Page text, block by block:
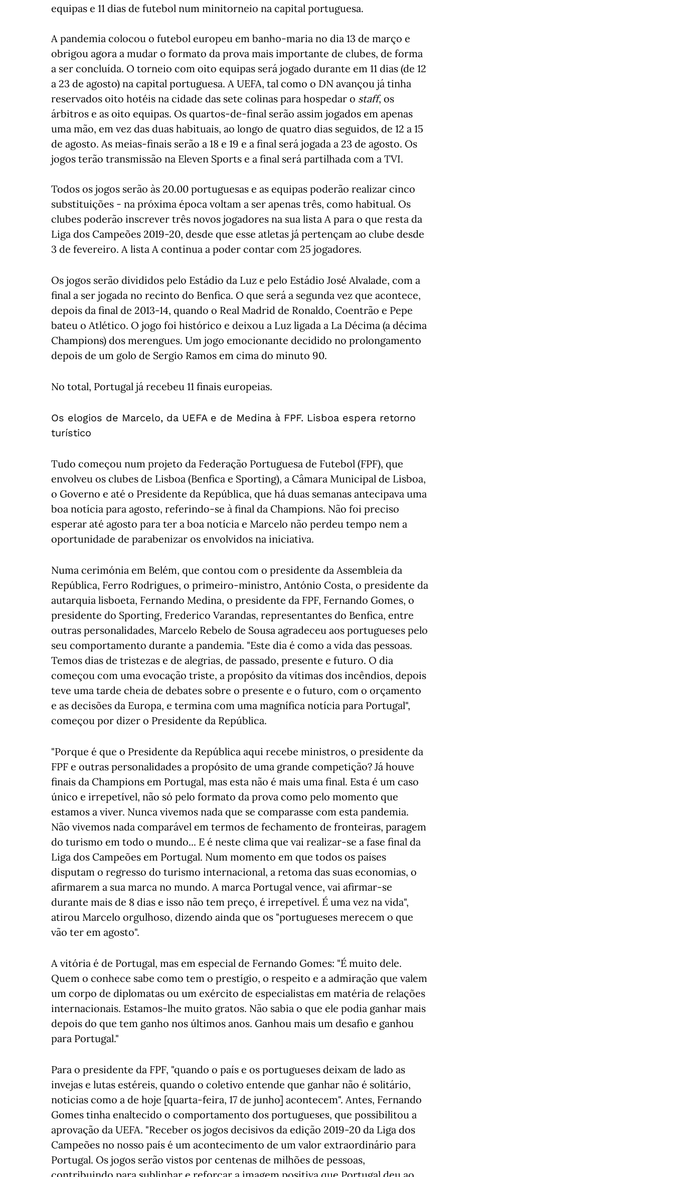
equipas e 11 dias de futebol num minitorneio na capital portuguesa.
A pandemia colocou o futebol europeu em banho-maria no dia 13 de março e
obrigou agora a mudar o formato da prova mais importante de clubes, de forma
a ser concluída. O torneio com oito equipas será jogado durante em 11 dias (de 12
a 23 de agosto) na capital portuguesa. A UEFA, tal como o DN avançou já tinha
reservados oito hotéis na cidade das sete colinas para hospedar o staff, os
árbitros e as oito equipas. Os quartos-de-final serão assim jogados em apenas
uma mão, em vez das duas habituais, ao longo de quatro dias seguidos, de 12 a 15
de agosto. As meias-finais serão a 18 e 19 e a final será jogada a 23 de agosto. Os
jogos terão transmissão na Eleven Sports e a final será partilhada com a TVI.
Todos os jogos serão às 20.00 portuguesas e as equipas poderão realizar cinco
substituições - na próxima época voltam a ser apenas três, como habitual. Os
clubes poderão inscrever três novos jogadores na sua lista A para o que resta da
Liga dos Campeões 2019-20, desde que esse atletas já pertençam ao clube desde
3 de fevereiro. A lista A continua a poder contar com 25 jogadores.
Os jogos serão divididos pelo Estádio da Luz e pelo Estádio José Alvalade, com a
final a ser jogada no recinto do Benfica. O que será a segunda vez que acontece,
depois da final de 2013-14, quando o Real Madrid de Ronaldo, Coentrão e Pepe
bateu o Atlético. O jogo foi histórico e deixou a Luz ligada a La Décima (a décima
Champions) dos merengues. Um jogo emocionante decidido no prolongamento
depois de um golo de Sergio Ramos em cima do minuto 90.
No total, Portugal já recebeu 11 finais europeias.
Os elogios de Marcelo, da UEFA e de Medina à FPF. Lisboa espera retorno
turístico
Tudo começou num projeto da Federação Portuguesa de Futebol (FPF), que
envolveu os clubes de Lisboa (Benfica e Sporting), a Câmara Municipal de Lisboa,
o Governo e até o Presidente da República, que há duas semanas antecipava uma
boa notícia para agosto, referindo-se à final da Champions. Não foi preciso
esperar até agosto para ter a boa notícia e Marcelo não perdeu tempo nem a
oportunidade de parabenizar os envolvidos na iniciativa.
Numa cerimónia em Belém, que contou com o presidente da Assembleia da
República, Ferro Rodrigues, o primeiro-ministro, António Costa, o presidente da
autarquia lisboeta, Fernando Medina, o presidente da FPF, Fernando Gomes, o
presidente do Sporting, Frederico Varandas, representantes do Benfica, entre
outras personalidades, Marcelo Rebelo de Sousa agradeceu aos portugueses pelo
seu comportamento durante a pandemia. "Este dia é como a vida das pessoas.
Temos dias de tristezas e de alegrias, de passado, presente e futuro. O dia
começou com uma evocação triste, a propósito da vítimas dos incêndios, depois
teve uma tarde cheia de debates sobre o presente e o futuro, com o orçamento
e as decisões da Europa, e termina com uma magnífica notícia para Portugal",
começou por dizer o Presidente da República.
"Porque é que o Presidente da República aqui recebe ministros, o presidente da
FPF e outras personalidades a propósito de uma grande competição? Já houve
finais da Champions em Portugal, mas esta não é mais uma final. Esta é um caso
único e irrepetível, não só pelo formato da prova como pelo momento que
estamos a viver. Nunca vivemos nada que se comparasse com esta pandemia.
Não vivemos nada comparável em termos de fechamento de fronteiras, paragem
do turismo em todo o mundo... E é neste clima que vai realizar-se a fase final da
Liga dos Campeões em Portugal. Num momento em que todos os países
disputam o regresso do turismo internacional, a retoma das suas economias, o
afirmarem a sua marca no mundo. A marca Portugal vence, vai afirmar-se
durante mais de 8 dias e isso não tem preço, é irrepetível. É uma vez na vida",
atirou Marcelo orgulhoso, dizendo ainda que os "portugueses merecem o que
vão ter em agosto".
A vitória é de Portugal, mas em especial de Fernando Gomes: "É muito dele.
Quem o conhece sabe como tem o prestígio, o respeito e a admiração que valem
um corpo de diplomatas ou um exército de especialistas em matéria de relações
internacionais. Estamos-lhe muito gratos. Não sabia o que ele podia ganhar mais
depois do que tem ganho nos últimos anos. Ganhou mais um desafio e ganhou
para Portugal."
Para o presidente da FPF, "quando o país e os portugueses deixam de lado as
invejas e lutas estéreis, quando o coletivo entende que ganhar não é solitário,
noticias como a de hoje [quarta-feira, 17 de junho] acontecem". Antes, Fernando
Gomes tinha enaltecido o comportamento dos portugueses, que possibilitou a
aprovação da UEFA. "Receber os jogos decisivos da edição 2019-20 da Liga dos
Campeões no nosso país é um acontecimento de um valor extraordinário para
Portugal. Os jogos serão vistos por centenas de milhões de pessoas,